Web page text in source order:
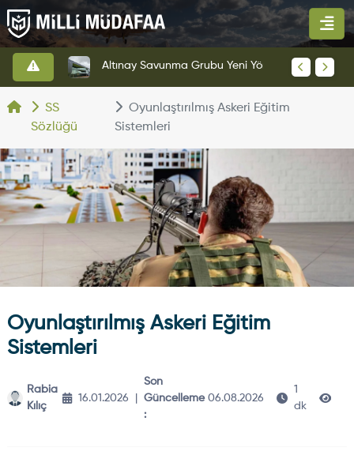
SS
Sözlüğü
Oyunlaştırılmış Askeri Eğitim
Sistemleri
Oyunlaştırılmış Askeri Eğitim
Sistemleri
Rabia
Kılıç
16.01.2026
Son
Güncelleme
:
06.08.2026
1
dk